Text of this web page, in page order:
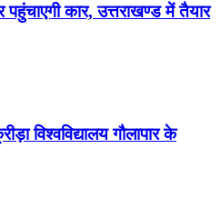
कार, उत्तराखण्ड में तैयार
विश्वविद्यालय गौलापार के